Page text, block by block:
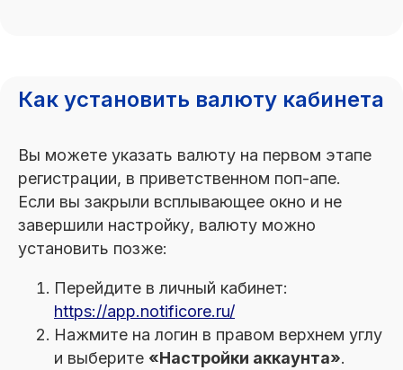
Как установить валюту кабинета
Вы можете указать валюту на первом этапе
регистрации, в приветственном поп-апе.
Если вы закрыли всплывающее окно и не
завершили настройку, валюту можно
установить позже:
Перейдите в личный кабинет:
https://app.notificore.ru/
Нажмите на логин в правом верхнем углу
и выберите «Настройки аккаунта».